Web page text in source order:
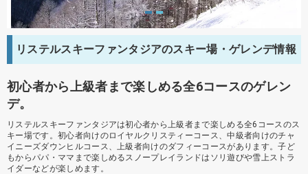
リステルスキーファンタジアのスキー場・ゲレンデ情報
初心者から上級者まで楽しめる全6コースのゲレン
デ。
リステルスキーファンタジアは初心者から上級者まで楽しめる全6コースのス
キー場です。初心者向けのロイヤルクリスティーコース、中級者向けのチャ
イニーズダウンヒルコース、上級者向けのダフィーコースがあります。子ど
もからパパ・ママまで楽しめるスノープレイランドはソリ遊びや雪上ストラ
イダーなどが楽しめます。